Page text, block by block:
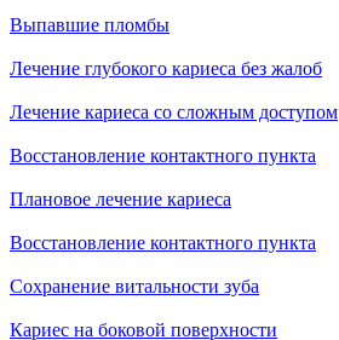
Выпавшие пломбы
Лечение глубокого кариеса без жалоб
Лечение кариеса со сложным доступом
Восстановление контактного пункта
Плановое лечение кариеса
Восстановление контактного пункта
Сохранение витальности зуба
Кариес на боковой поверхности